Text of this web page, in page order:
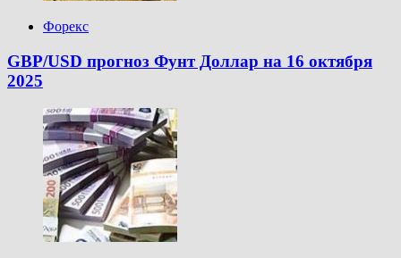
Форекс
GBP/USD прогноз Фунт Доллар на 16 октября
2025